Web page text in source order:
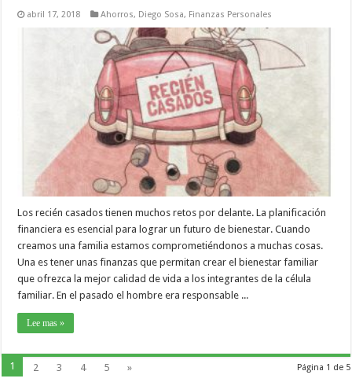
abril 17, 2018 Ahorros, Diego Sosa, Finanzas Personales
Los recién casados tienen muchos retos por delante. La planificación
financiera es esencial para lograr un futuro de bienestar. Cuando
creamos una familia estamos comprometiéndonos a muchas cosas.
Una es tener unas finanzas que permitan crear el bienestar familiar
que ofrezca la mejor calidad de vida a los integrantes de la célula
familiar. En el pasado el hombre era responsable ...
Lee mas »
Página 1 de 5
1 2 3 4 5 »